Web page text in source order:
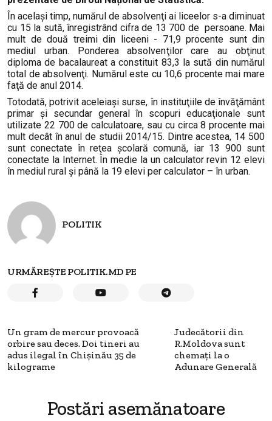
În acelaşi timp, numărul de absolvenţi ai liceelor s-a diminuat
cu 15 la sută, înregistrând cifra de 13 700 de persoane. Mai
mult de două treimi din liceeni - 71,9 procente sunt din
mediul urban. Ponderea absolvenţilor care au obţinut
diploma de bacalaureat a constituit 83,3 la sută din numărul
total de absolvenţi. Numărul este cu 10,6 procente mai mare
faţă de anul 2014.
Totodată, potrivit aceleiași surse, în instituţiile de învăţământ
primar şi secundar general în scopuri educaţionale sunt
utilizate 22 700 de calculatoare, sau cu circa 8 procente mai
mult decât în anul de studii 2014/15. Dintre acestea, 14 500
sunt conectate în reţea şcolară comună, iar 13 900 sunt
conectate la Internet. În medie la un calculator revin 12 elevi
în mediul rural şi până la 19 elevi per calculator – în urban.
POLITIK
URMĂREȘTE POLITIK.MD PE
Un gram de mercur provoacă
orbire sau deces. Doi tineri au
adus ilegal în Chișinău 35 de
kilograme
Judecătorii din
R.Moldova sunt
chemați la o
Adunare Generală
Postări asemănatoare